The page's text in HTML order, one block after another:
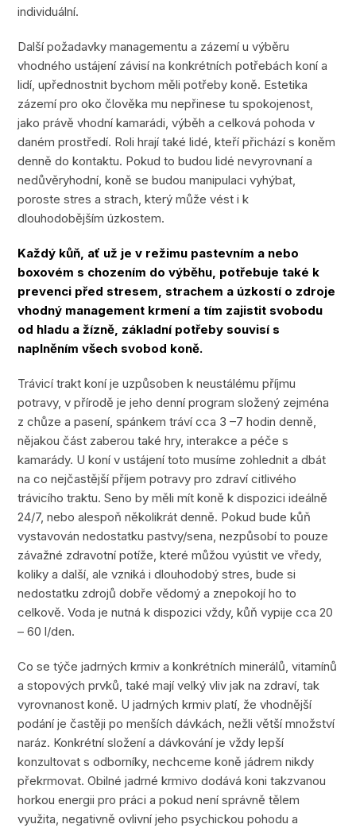
individuální.
Další požadavky managementu a zázemí u výběru
vhodného ustájení závisí na konkrétních potřebách koní a
lidí, upřednostnit bychom měli potřeby koně. Estetika
zázemí pro oko člověka mu nepřinese tu spokojenost,
jako právě vhodní kamarádi, výběh a celková pohoda v
daném prostředí. Roli hrají také lidé, kteří přichází s koněm
denně do kontaktu. Pokud to budou lidé nevyrovnaní a
nedůvěryhodní, koně se budou manipulaci vyhýbat,
poroste stres a strach, který může vést i k
dlouhodobějším úzkostem.
Každý kůň, ať už je v režimu pastevním a nebo
boxovém s chozením do výběhu, potřebuje také k
prevenci před stresem, strachem a úzkostí o zdroje
vhodný management krmení a tím zajistit svobodu
od hladu a žízně, základní potřeby souvisí s
naplněním všech svobod koně.
Trávicí trakt koní je uzpůsoben k neustálému příjmu
potravy, v přírodě je jeho denní program složený zejména
z chůze a pasení, spánkem tráví cca 3 –7 hodin denně,
nějakou část zaberou také hry, interakce a péče s
kamarády. U koní v ustájení toto musíme zohlednit a dbát
na co nejčastější příjem potravy pro zdraví citlivého
trávicího traktu. Seno by měli mít koně k dispozici ideálně
24/7, nebo alespoň několikrát denně. Pokud bude kůň
vystavován nedostatku pastvy/sena, nezpůsobí to pouze
závažné zdravotní potíže, které můžou vyústit ve vředy,
koliky a další, ale vzniká i dlouhodobý stres, bude si
nedostatku zdrojů dobře vědomý a znepokojí ho to
celkově. Voda je nutná k dispozici vždy, kůň vypije cca 20
– 60 l/den.
Co se týče jadrných krmiv a konkrétních minerálů, vitamínů
a stopových prvků, také mají velký vliv jak na zdraví, tak
vyrovnanost koně. U jadrných krmiv platí, že vhodnější
podání je častěji po menších dávkách, nežli větší množství
naráz. Konkrétní složení a dávkování je vždy lepší
konzultovat s odborníky, nechceme koně jádrem nikdy
překrmovat. Obilné jadrné krmivo dodává koni takzvanou
horkou energii pro práci a pokud není správně tělem
využita, negativně ovlivní jeho psychickou pohodu a